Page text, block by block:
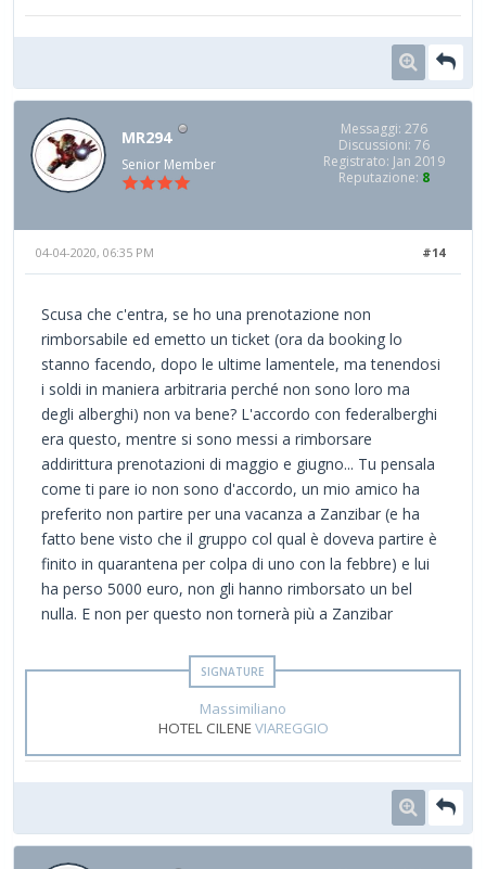
MR294
Senior Member
Messaggi: 276
Discussioni: 76
Registrato: Jan 2019
Reputazione: 8
#14
04-04-2020, 06:35 PM
Scusa che c'entra, se ho una prenotazione non
rimborsabile ed emetto un ticket (ora da booking lo
stanno facendo, dopo le ultime lamentele, ma tenendosi
i soldi in maniera arbitraria perché non sono loro ma
degli alberghi) non va bene? L'accordo con federalberghi
era questo, mentre si sono messi a rimborsare
addirittura prenotazioni di maggio e giugno... Tu pensala
come ti pare io non sono d'accordo, un mio amico ha
preferito non partire per una vacanza a Zanzibar (e ha
fatto bene visto che il gruppo col qual è doveva partire è
finito in quarantena per colpa di uno con la febbre) e lui
ha perso 5000 euro, non gli hanno rimborsato un bel
nulla. E non per questo non tornerà più a Zanzibar
Massimiliano
HOTEL CILENEVIAREGGIO